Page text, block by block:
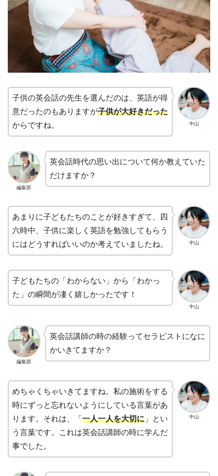
中山
子供の英会話の先生を選んだのは、英語が得
意だったのもありますが子供が大好きだった
からですね。
編集部
英会話時代の思い出について何か教えていた
だけますか？
中山
あまりに子どもたちのことが好きすぎて、四
六時中、子供に楽しく英語を勉強してもらう
にはどうすればいいのか考えていましたね。
中山
子どもたちの「わからない」から「わかっ
た」の瞬間が凄く嬉しかったです！
編集部
英会話講師の時の経験ってセラピストになに
かいきてますか？
中山
めちゃくちゃいきてますね。私の施術をする
時にずっと忘れないようにしている言葉があ
ります。それは、「 一人一人を大切に 」とい
う言葉です。これは英会話講師の時に学んだ
事でした。